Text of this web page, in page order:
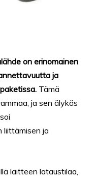
on erinomainen
ja
Tämä
ja sen älykäs
liittämisen ja
laitteen lataustilaa,